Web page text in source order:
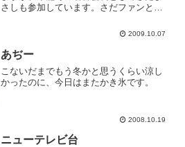
さしも参加しています。さだファンとし
2009.10.07
あぢー
こないだまでもう冬かと思うくらい涼し
かったのに、今日はまたかき氷です。
2008.10.19
ニューテレビ台